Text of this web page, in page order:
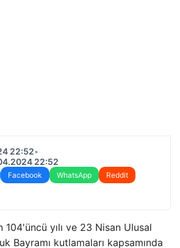
22:52•
22:52
Facebook WhatsApp
Reddit
104'üncü yılı ve 23 Nisan Ulusal
Bayramı kutlamaları kapsamında